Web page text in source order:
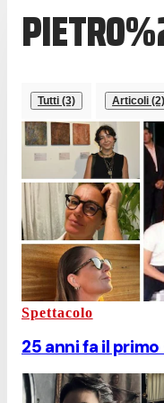
Tutti (3) Articoli (2)
Spettacolo
25 anni fa il